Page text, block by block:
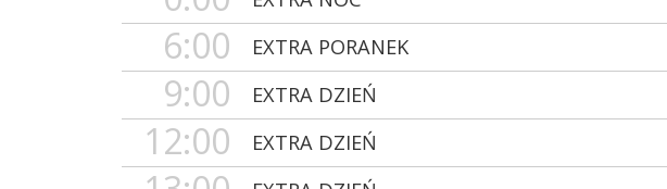
6:00 EXTRA PORANEK
9:00 EXTRA DZIEŃ
12:00 EXTRA DZIEŃ